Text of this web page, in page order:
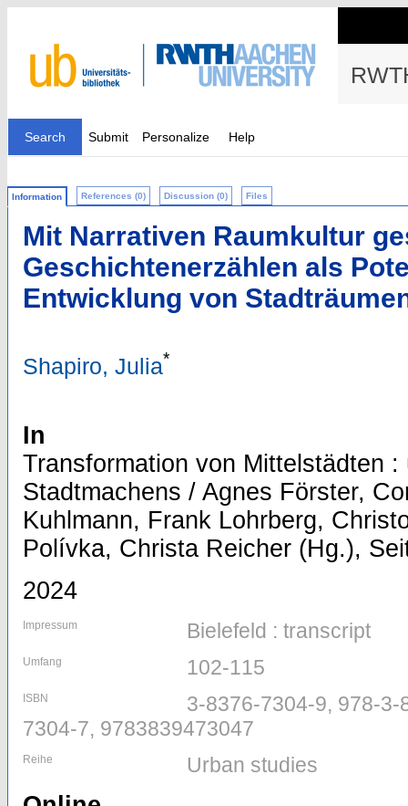
Search Submit Personalize Help
Information References (0) Discussion (0) Files
Mit Narrativen Raumkultur
Geschichtenerzählen als
Entwicklung von
Shapiro, Julia*
In
Transformation von Mittelstädten
Stadtmachens / Agnes Förster,
Kuhlmann, Frank Lohrberg,
Polívka, Christa Reicher (Hg.),
2024
Impressum Bielefeld : transcript
Umfang 102-115
ISBN
3-8376-7304-9, 978-
7304-7, 9783839473047
Reihe Urban studies